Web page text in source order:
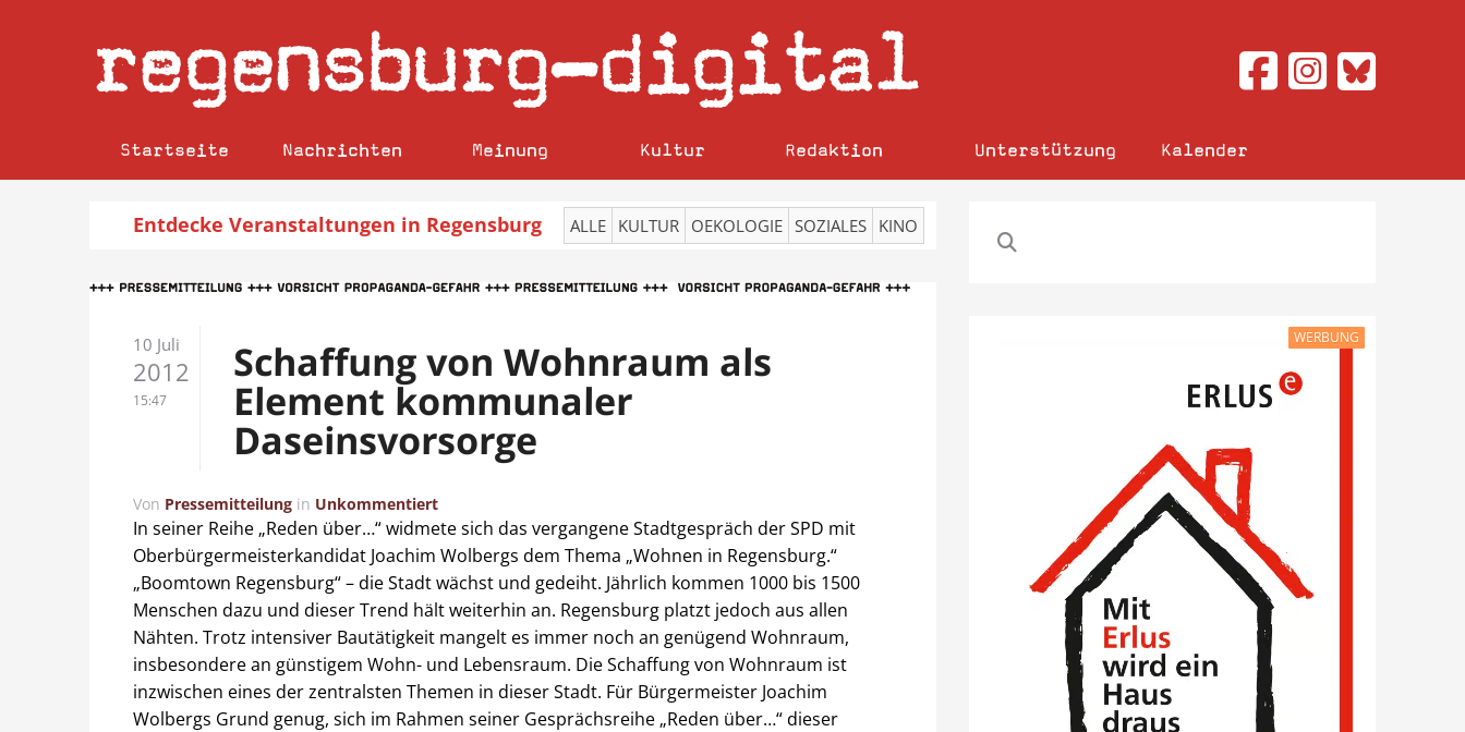
regensburg–digital
Startseite Nachrichten Meinung Kultur Redaktion Unterstützung Kalender
Entdecke Veranstaltungen in Regensburg ALLE KULTUR OEKOLOGIE SOZIALES KINO
10 Juli
2012
15:47
Schaffung von Wohnraum als
Element kommunaler
Daseinsvorsorge
Von Pressemitteilung in Unkommentiert
In seiner Reihe „Reden über…“ widmete sich das vergangene Stadtgespräch der SPD mit
Oberbürgermeisterkandidat Joachim Wolbergs dem Thema „Wohnen in Regensburg.“
„Boomtown Regensburg“ – die Stadt wächst und gedeiht. Jährlich kommen 1000 bis 1500
Menschen dazu und dieser Trend hält weiterhin an. Regensburg platzt jedoch aus allen
Nähten. Trotz intensiver Bautätigkeit mangelt es immer noch an genügend Wohnraum,
insbesondere an günstigem Wohn- und Lebensraum. Die Schaffung von Wohnraum ist
inzwischen eines der zentralsten Themen in dieser Stadt. Für Bürgermeister Joachim
Wolbergs Grund genug, sich im Rahmen seiner Gesprächsreihe „Reden über…“ dieser
WERBUNG